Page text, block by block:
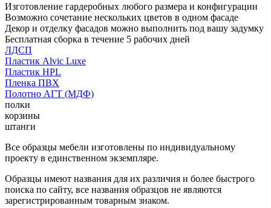
Изготовление гардеробных любого размера и конфигурации
Возможно сочетание нескольких цветов в одном фасаде
Декор и отделку фасадов можно выполнить под вашу задумку
Бесплатная сборка в течение 5 рабочих дней
ЛДСП
Пластик Alvic Luxe
Пластик HPL
Пленка ПВХ
Полотно АГТ (МДФ)
полки
корзины
штанги
Все образцы мебели изготовлены по индивидуальному
проекту в единственном экземпляре.
Образцы имеют названия для их различия и более быстрого
поиска по сайту, все названия образцов не являются
зарегистрированным товарным знаком.